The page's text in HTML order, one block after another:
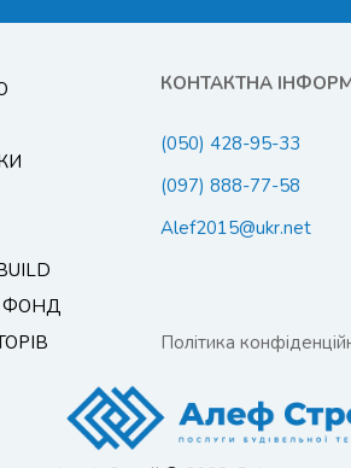
ФОНД
КОНТАКТНА
(050) 428-95-33
(097) 888-77-58
Alef2015@ukr.net
Політика